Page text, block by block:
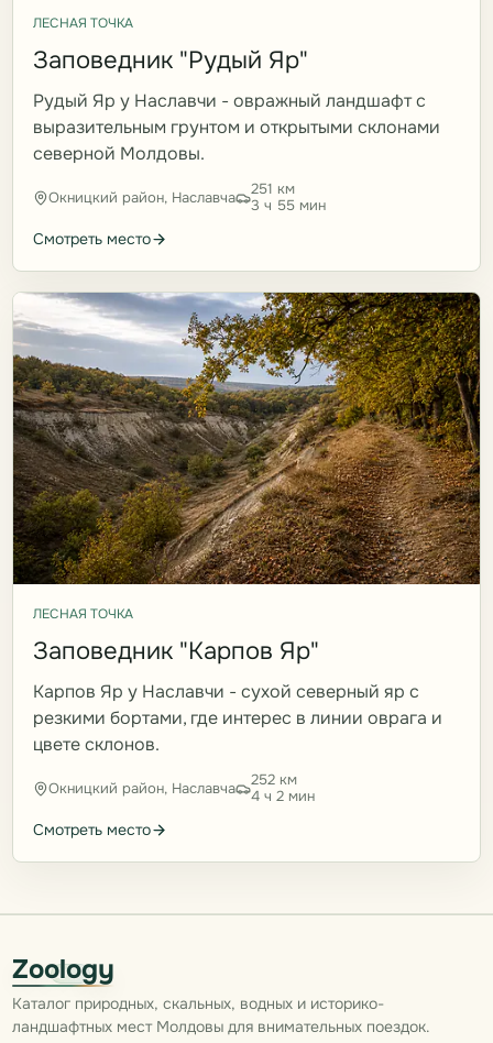
ЛЕСНАЯ ТОЧКА
Заповедник "Рудый Яр"
Рудый Яр у Наславчи - овражный ландшафт с
выразительным грунтом и открытыми склонами
северной Молдовы.
Окницкий район, Наславча
251 км
3 ч 55 мин
Смотреть место
ЛЕСНАЯ ТОЧКА
Заповедник "Карпов Яр"
Карпов Яр у Наславчи - сухой северный яр с
резкими бортами, где интерес в линии оврага и
цвете склонов.
Окницкий район, Наславча
252 км
4 ч 2 мин
Смотреть место
Zoology
Каталог природных, скальных, водных и историко-
ландшафтных мест Молдовы для внимательных поездок.